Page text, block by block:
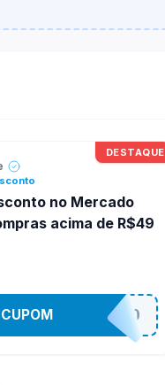
DESTAQUE
no Mercado
acima de R$49
MELIACHAPROMO